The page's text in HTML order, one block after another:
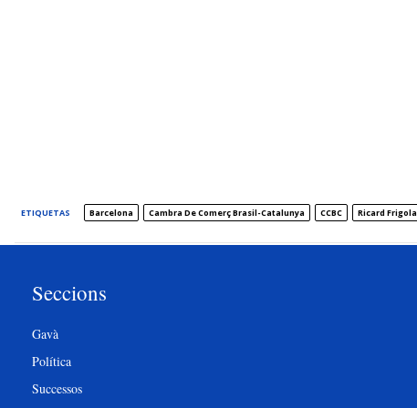
ETIQUETAS Barcelona Cambra De Comerç Brasil-Catalunya CCBC Ricard Frigola
Seccions
Gavà
Política
Successos